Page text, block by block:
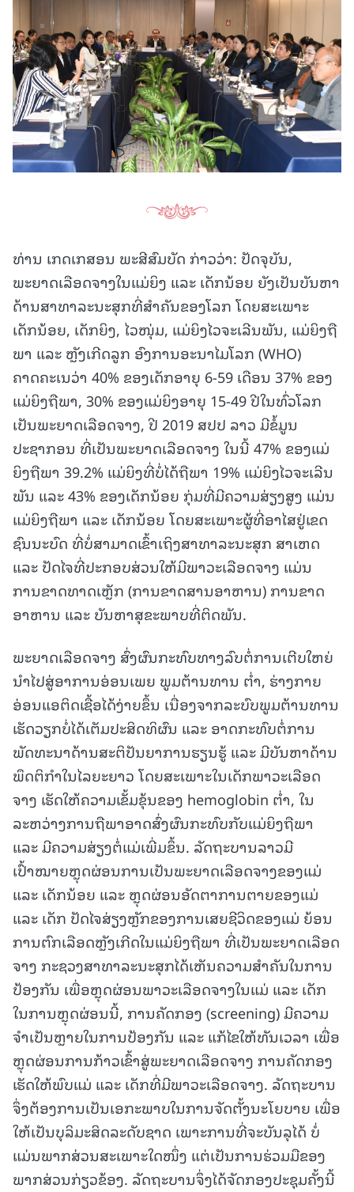
ທ່ານ ເກດເກສອນ ພະສີສົມບັດ ກ່າວວ່າ: ປັດຈຸບັນ,
ພະຍາດເລືອດຈາງໃນແມ່ຍິງ ແລະ ເດັກນ້ອຍ ຍັງເປັນບັນຫາ
ດ້ານສາທາລະນະສຸກທີ່ສຳຄັນຂອງໂລກ ໂດຍສະເພາະ
ເດັກນ້ອຍ, ເດັກຍິງ, ໄວໜຸ່ມ, ແມ່ຍິງໄວຈະເລີນພັນ, ແມ່ຍິງຖື
ພາ ແລະ ຫຼັງເກີດລູກ ອົງການອະນາໄມໂລກ (WHO)
ຄາດຄະເນວ່າ 40% ຂອງເດັກອາຍຸ 6-59 ເດືອນ 37% ຂອງ
ແມ່ຍິງຖືພາ, 30% ຂອງແມ່ຍິງອາຍຸ 15-49 ປີໃນທົ່ວໂລກ
ເປັນພະຍາດເລືອດຈາງ, ປີ 2019 ສປປ ລາວ ມີຂໍ້ມູນ
ປະຊາກອນ ທີ່ເປັນພະຍາດເລືອດຈາງ ໃນນີ້ 47% ຂອງແມ່
ຍິງຖືພາ 39.2% ແມ່ຍິງທີ່ບໍ່ໄດ້ຖືພາ 19% ແມ່ຍິງໄວຈະເລີນ
ພັນ ແລະ 43% ຂອງເດັກນ້ອຍ ກຸ່ມທີ່ມີຄວາມສ່ຽງສູງ ແມ່ນ
ແມ່ຍິງຖືພາ ແລະ ເດັກນ້ອຍ ໂດຍສະເພາະຜູ້ທີ່ອາໄສຢູ່ເຂດ
ຊົນນະບົດ ທີ່ບໍ່ສາມາດເຂົ້າເຖິງສາທາລະນະສຸກ ສາເຫດ
ແລະ ປັດໄຈທີ່ປະກອບສ່ວນໃຫ້ມີພາວະເລືອດຈາງ ແມ່ນ
ການຂາດທາດເຫຼັກ (ການຂາດສານອາຫານ) ການຂາດ
ອາຫານ ແລະ ບັນຫາສຸຂະພາບທີ່ຕິດພັນ.
ພະຍາດເລືອດຈາງ ສົ່ງຜົນກະທົບທາງລົບຕໍ່ການເຕີບໃຫຍ່
ນໍາໄປສູ່ອາການອ່ອນເພຍ ພູມຕ້ານທານ ຕໍ່າ, ຮ່າງກາຍ
ອ່ອນແອຕິດເຊື້ອໄດ້ງ່າຍຂຶ້ນ ເນື່ອງຈາກລະບົບພູມຕ້ານທານ
ເຮັດວຽກບໍ່ໄດ້ເຕັມປະສິດທິຜົນ ແລະ ອາດກະທົບຕໍ່ການ
ພັດທະນາດ້ານສະຕິປັນຍາການຮຽນຮູ້ ແລະ ມີບັນຫາດ້ານ
ພຶດຕິກຳໃນໄລຍະຍາວ ໂດຍສະເພາະໃນເດັກພາວະເລືອດ
ຈາງ ເຮັດໃຫ້ຄວາມເຂັ້ມຂຸ້ນຂອງ hemoglobin ຕໍ່າ, ໃນ
ລະຫວ່າງການຖືພາອາດສົ່ງຜົນກະທົບກັບແມ່ຍິງຖືພາ
ແລະ ມີຄວາມສ່ຽງຕໍ່ແມ່ເພີ່ມຂຶ້ນ. ລັດຖະບານລາວມີ
ເປົ້າໝາຍຫຼຸດຜ່ອນການເປັນພະຍາດເລືອດຈາງຂອງແມ່
ແລະ ເດັກນ້ອຍ ແລະ ຫຼຸດຜ່ອນອັດຕາການຕາຍຂອງແມ່
ແລະ ເດັກ ປັດໄຈສ່ຽງຫຼັກຂອງການເສຍຊີວິດຂອງແມ່ ຍ້ອນ
ການຕົກເລືອດຫຼັງເກີດໃນແມ່ຍິງຖືພາ ທີ່ເປັນພະຍາດເລືອດ
ຈາງ ກະຊວງສາທາລະນະສຸກໄດ້ເຫັນຄວາມສຳຄັນໃນການ
ປ້ອງກັນ ເພື່ອຫຼຸດຜ່ອນພາວະເລືອດຈາງໃນແມ່ ແລະ ເດັກ
ໃນການຫຼຸດຜ່ອນນີ້, ການຄັດກອງ (screening) ມີຄວາມ
ຈຳເປັນຫຼາຍໃນການປ້ອງກັນ ແລະ ແກ້ໄຂໃຫ້ທັນເວລາ ເພື່ອ
ຫຼຸດຜ່ອນການກ້າວເຂົ້າສູ່ພະຍາດເລືອດຈາງ ການຄັດກອງ
ເຮັດໃຫ້ພົບແມ່ ແລະ ເດັກທີ່ມີພາວະເລືອດຈາງ. ລັດຖະບານ
ຈຶ່ງຕ້ອງການເປັນເອກະພາບໃນການຈັດຕັ້ງນະໂຍບາຍ ເພື່ອ
ໃຫ້ເປັນບຸລິມະສິດລະດັບຊາດ ເພາະການທີ່ຈະບັນລຸໄດ້ ບໍ່
ແມ່ນພາກສ່ວນສະເພາະໃດໜຶ່ງ ແຕ່ເປັນການຮ່ວມມືຂອງ
ພາກສ່ວນກ່ຽວຂ້ອງ. ລັດຖະບານຈຶ່ງໄດ້ຈັດກອງປະຊຸມຄັ້ງນີ້